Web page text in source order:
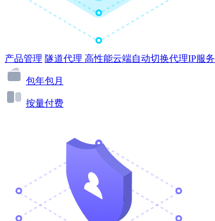
产品管理 隧道代理 高性能云端自动切换代理IP服务
包年包月
按量付费